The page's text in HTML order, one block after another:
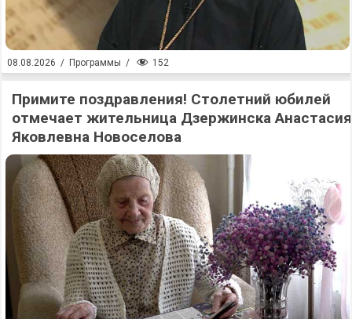
08.08.2026 / Программы / 152
Примите поздравления! Столетний юбилей
отмечает жительница Дзержинска Анастасия
Яковлевна Новоселова